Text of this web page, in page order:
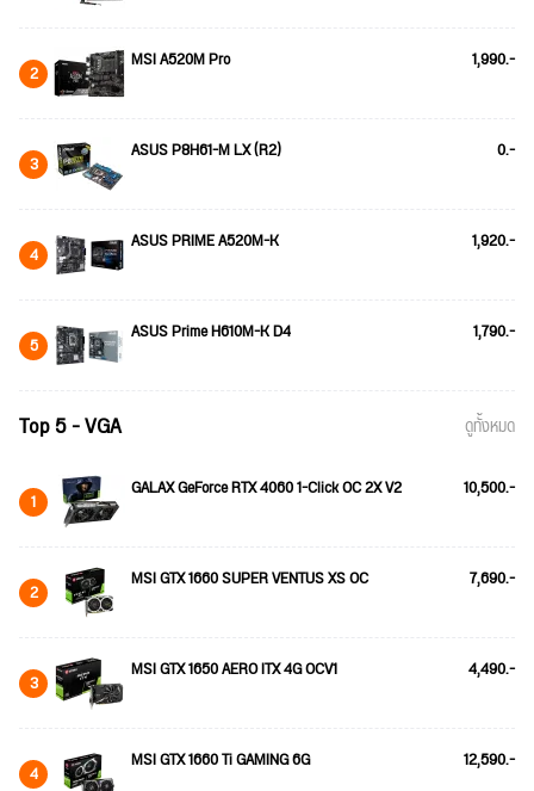
2 MSI A520M Pro 1,990.-
3 ASUS P8H61-M LX (R2) 0.-
4 ASUS PRIME A520M-K 1,920.-
5 ASUS Prime H610M-K D4 1,790.-
Top 5 - VGA ดูทั้งหมด
1 GALAX GeForce RTX 4060 1-Click OC 2X V2 10,500.-
2 MSI GTX 1660 SUPER VENTUS XS OC 7,690.-
3 MSI GTX 1650 AERO ITX 4G OCV1 4,490.-
4 MSI GTX 1660 Ti GAMING 6G 12,590.-